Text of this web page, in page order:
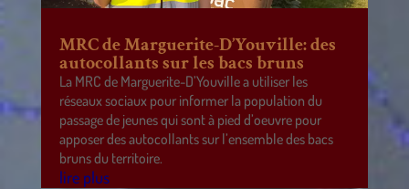
MRC de Marguerite-D’Youville: des
autocollants sur les bacs bruns
La MRC de Marguerite-D’Youville a utiliser les
réseaux sociaux pour informer la population du
passage de jeunes qui sont à pied d’oeuvre pour
apposer des autocollants sur l’ensemble des bacs
bruns du territoire.
lire plus